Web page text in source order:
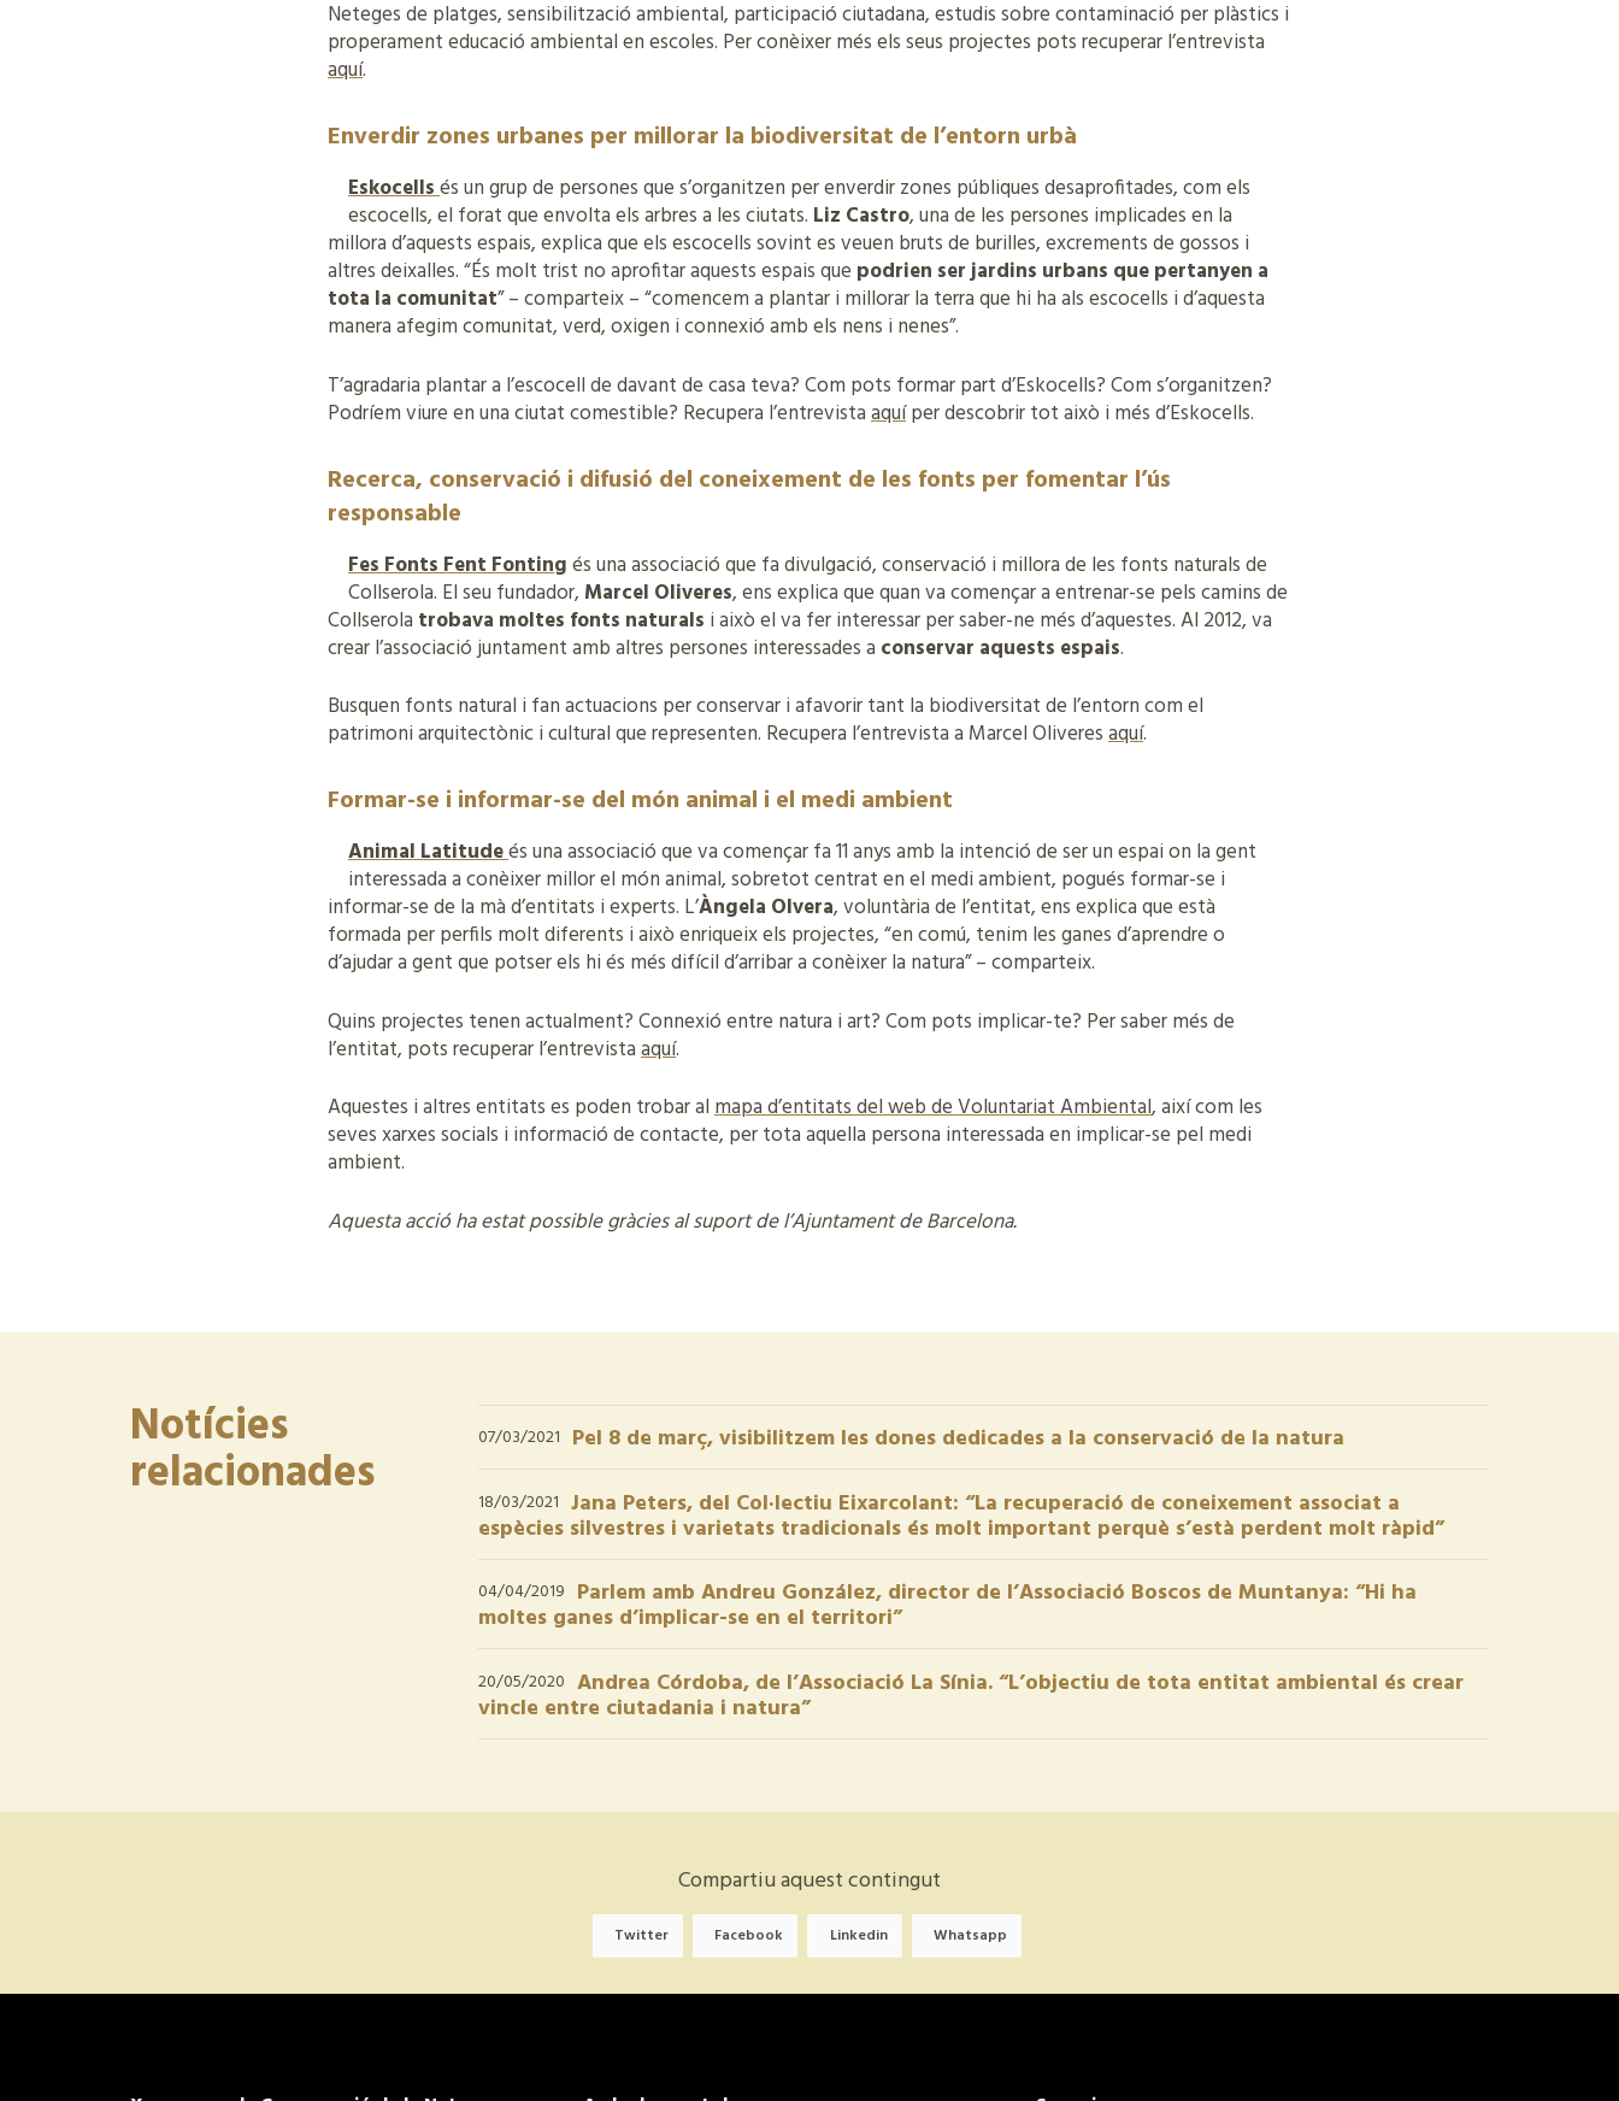
Neteges de platges, sensibilització ambiental, participació ciutadana, estudis sobre contaminació per plàstics i
properament educació ambiental en escoles. Per conèixer més els seus projectes pots recuperar l’entrevista
aquí.
Enverdir zones urbanes per millorar la biodiversitat de l’entorn urbà
Eskocellsés un grup de persones que s’organitzen per enverdir zones públiques desaprofitades, com els
escocells, el forat que envolta els arbres a les ciutats. Liz Castro, una de les persones implicades en la
millora d’aquests espais, explica que els escocells sovint es veuen bruts de burilles, excrements de gossos i
altres deixalles. “És molt trist no aprofitar aquests espais que podrien ser jardins urbans que pertanyen a
tota la comunitat” – comparteix – “comencem a plantar i millorar la terra que hi ha als escocells i d’aquesta
manera afegim comunitat, verd, oxigen i connexió amb els nens i nenes”.
T’agradaria plantar a l’escocell de davant de casa teva? Com pots formar part d’Eskocells? Com s’organitzen?
Podríem viure en una ciutat comestible? Recupera l’entrevistaaquíper descobrir tot això i més d’Eskocells.
Recerca, conservació i difusió del coneixement de les fonts per fomentar l’ús
responsable
Fes Fonts Fent Fontingés una associació que fa divulgació, conservació i millora de les fonts naturals de
Collserola. El seu fundador, Marcel Oliveres, ens explica que quan va començar a entrenar-se pels camins de
Collserola trobava moltes fonts naturals i això el va fer interessar per saber-ne més d’aquestes. Al 2012, va
crear l’associació juntament amb altres persones interessades a conservar aquests espais.
Busquen fonts natural i fan actuacions per conservar i afavorir tant la biodiversitat de l’entorn com el
patrimoni arquitectònic i cultural que representen. Recupera l’entrevista a Marcel Oliveresaquí.
Formar-se i informar-se del món animal i el medi ambient
Animal Latitudeés una associació que va començar fa 11 anys amb la intenció de ser un espai on la gent
interessada a conèixer millor el món animal, sobretot centrat en el medi ambient, pogués formar-se i
informar-se de la mà d’entitats i experts. L’Àngela Olvera, voluntària de l’entitat, ens explica que està
formada per perfils molt diferents i això enriqueix els projectes, “en comú, tenim les ganes d’aprendre o
d’ajudar a gent que potser els hi és més difícil d’arribar a conèixer la natura” – comparteix.
Quins projectes tenen actualment? Connexió entre natura i art? Com pots implicar-te? Per saber més de
l’entitat, pots recuperar l’entrevistaaquí.
Aquestes i altres entitats es poden trobar almapa d’entitats del web de Voluntariat Ambiental, així com les
seves xarxes socials i informació de contacte, per tota aquella persona interessada en implicar-se pel medi
ambient.
Aquesta acció ha estat possible gràcies al suport de l’Ajuntament de Barcelona.
Notícies
relacionades
07/03/2021 Pel 8 de març, visibilitzem les dones dedicades a la conservació de la natura
18/03/2021 Jana Peters, del Col·lectiu Eixarcolant: “La recuperació de coneixement associat a
espècies silvestres i varietats tradicionals és molt important perquè s’està perdent molt ràpid”
04/04/2019 Parlem amb Andreu González, director de l’Associació Boscos de Muntanya: “Hi ha
moltes ganes d’implicar-se en el territori”
20/05/2020 Andrea Córdoba, de l’Associació La Sínia. “L’objectiu de tota entitat ambiental és crear
vincle entre ciutadania i natura”
Compartiu aquest contingut
Twitter Facebook Linkedin Whatsapp